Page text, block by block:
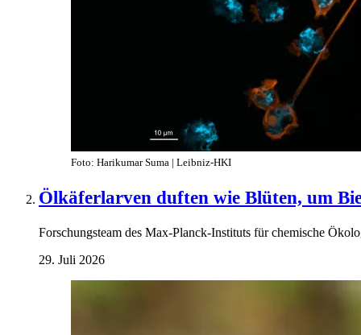
Foto: Harikumar Suma | Leibniz-HKI
Ölkäferlarven duften wie Blüten, um
Forschungsteam des Max-Planck-Instituts für chemische
29. Juli 2026